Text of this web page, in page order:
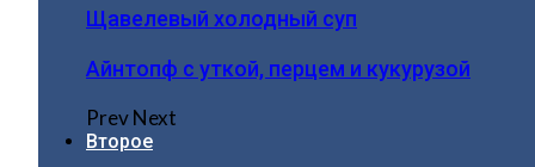
Щавелевый холодный суп
Айнтопф с уткой, перцем и кукурузой
PrevNext
Второе